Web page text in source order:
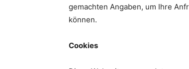
gemachten Angaben, um Ihre
können.
Cookies